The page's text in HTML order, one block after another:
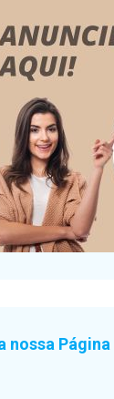
nossa Página